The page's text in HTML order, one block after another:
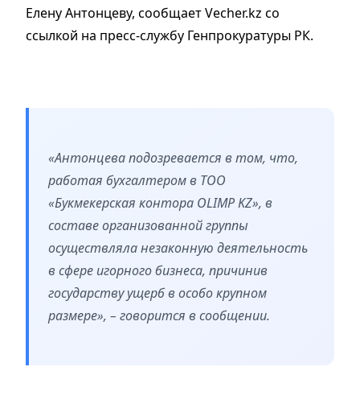
Елену Антонцеву, сообщает Vecher.kz со
ссылкой на пресс-службу Генпрокуратуры РК.
«Антонцева подозревается в том, что,
работая бухгалтером в ТОО
«Букмекерская контора ОLIMP KZ», в
составе организованной группы
осуществляла незаконную деятельность
в сфере игорного бизнеса, причинив
государству ущерб в особо крупном
размере», – говорится в сообщении.